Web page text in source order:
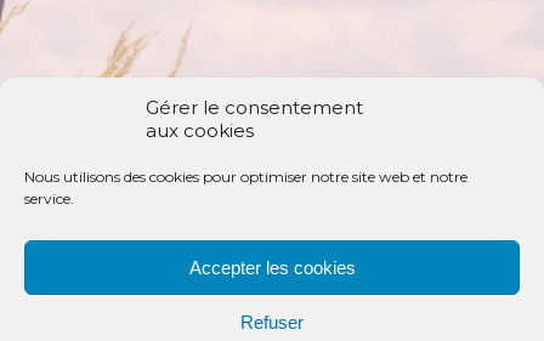
Gérer le consentement
aux cookies
Nous utilisons des cookies pour optimiser notre site web et notre
service.
Accepter les cookies
Refuser
Warning: Trying to access array offset on value of type bool in
/home2/coan5774/dons.chemin-neuf.fr/wp-